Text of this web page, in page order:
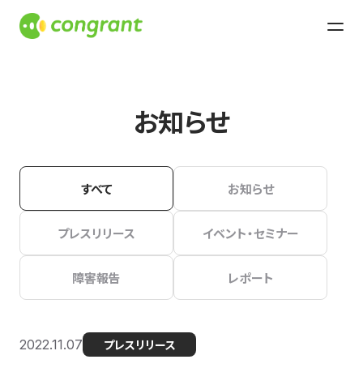
お知らせ
すべて お知らせ
プレスリリース イベント・セミナー
障害報告 レポート
2022.11.07 プレスリリース